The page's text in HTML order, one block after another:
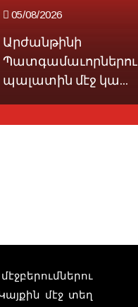
05/08/2026
Արժանթինի
Պատգամաւորներու
պալատին մէջ կա...
մէջ տեղ